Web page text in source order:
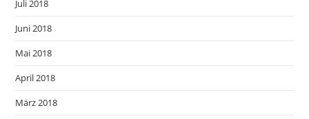
Juli 2018
Juni 2018
Mai 2018
April 2018
März 2018